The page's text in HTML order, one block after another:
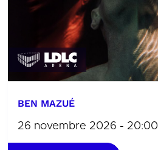
BEN MAZUÉ
26 novembre 2026 - 20:00